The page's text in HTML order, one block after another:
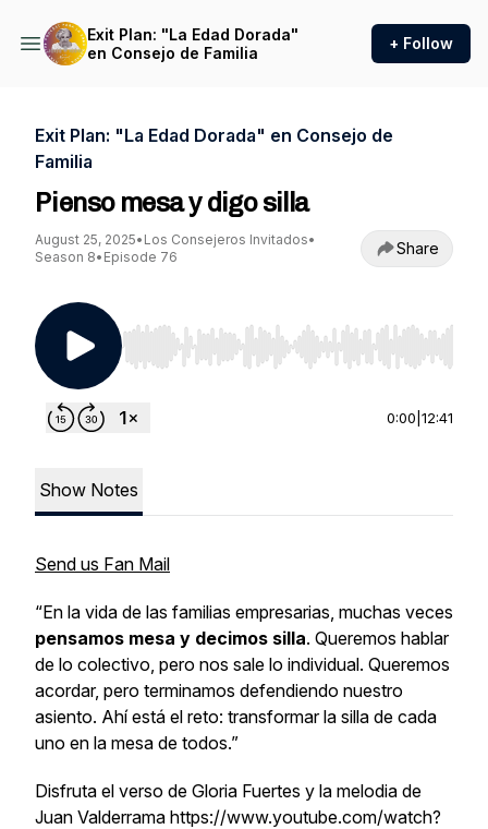
Exit Plan: "La Edad Dorada"
en Consejo de Familia
+ Follow
Exit Plan: "La Edad Dorada" en Consejo de
Familia
Pienso mesa y digo silla
August 25, 2025• Los Consejeros Invitados•
Season 8• Episode 76 Share
Use Left/Right to seek, Home/End to jump to
0:00 12:41
Show Notes
Send us Fan Mail
“En la vida de las familias empresarias, muchas veces
pensamos mesa y decimos silla. Queremos hablar
de lo colectivo, pero nos sale lo individual. Queremos
acordar, pero terminamos defendiendo nuestro
asiento. Ahí está el reto: transformar la silla de cada
uno en la mesa de todos.”
Disfruta el verso de Gloria Fuertes y la melodia de
Juan Valderrama https://www.youtube.com/watch?